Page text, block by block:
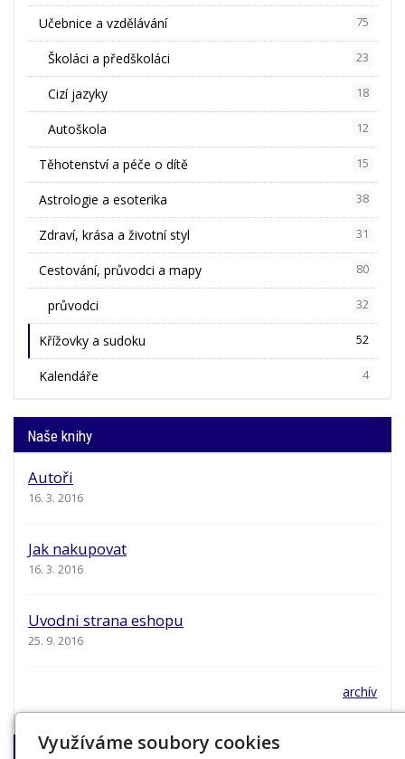
Učebnice a vzdělávání 75
Školáci a předškoláci 23
Cizí jazyky 18
Autoškola 12
Těhotenství a péče o dítě 15
Astrologie a esoterika 38
Zdraví, krása a životní styl 31
Cestování, průvodci a mapy 80
průvodci 32
Křížovky a sudoku 52
Kalendáře 4
Naše knihy
Autoři
16. 3. 2016
Jak nakupovat
16. 3. 2016
Uvodni strana eshopu
25. 9. 2016
archív
Napište nám!
Využíváme soubory cookies